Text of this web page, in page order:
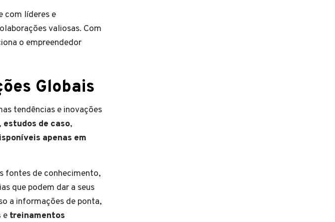
com líderes e
valiosas. Com
o empreendedor
Globais
tendências e inovações
, estudos de caso,
apenas em
fontes de conhecimento,
que podem dar a seus
a informações de ponta,
e treinamentos